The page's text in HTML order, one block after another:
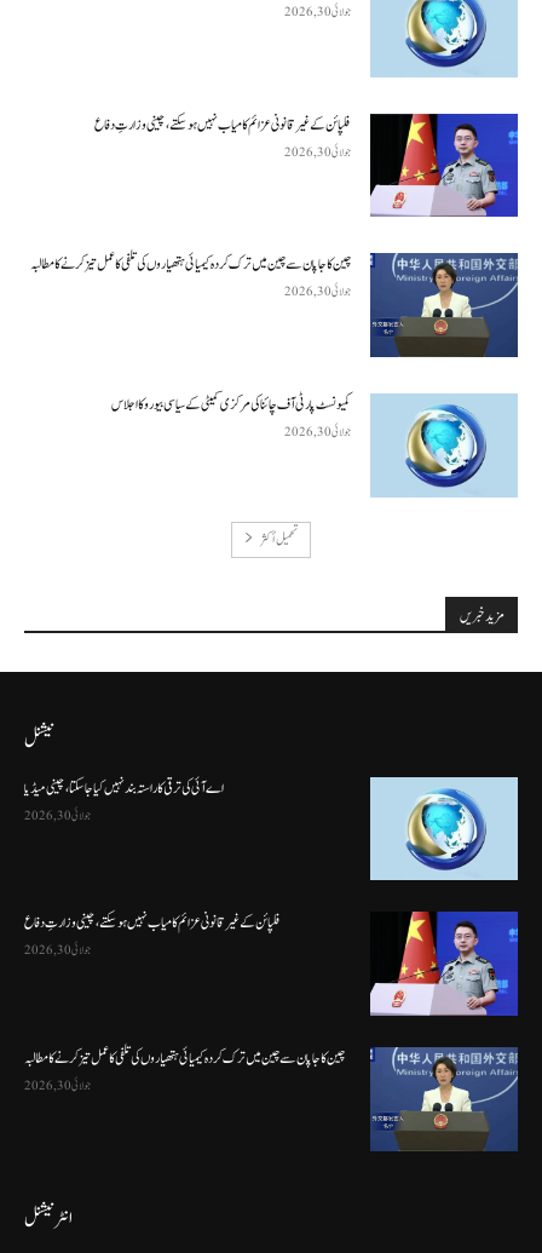
جولائی 30, 2026
فلپائن کے غیر قانونی عزائم کامیاب نہیں ہو سکتے ، چینی وزارتِ دفاع
جولائی 30, 2026
چین کا جاپان سے چین میں ترک کردہ کیمیائی ہتھیاروں کی تلفی کا عمل تیز کرنے کا مطالبہ
جولائی 30, 2026
کمیونسٹ پارٹی آف چائنا کی مرکزی کمیٹی کے سیاسی بیورو کا اجلاس
جولائی 30, 2026
تحميل أكثر
مزید خبریں
نیشنل
اے آئی کی ترقی کا راستہ بند نہیں کیا جا سکتا، چینی میڈیا
جولائی 30, 2026
فلپائن کے غیر قانونی عزائم کامیاب نہیں ہو سکتے ، چینی وزارتِ دفاع
جولائی 30, 2026
چین کا جاپان سے چین میں ترک کردہ کیمیائی ہتھیاروں کی تلفی کا عمل تیز کرنے کا مطالبہ
جولائی 30, 2026
انٹرنیشنل